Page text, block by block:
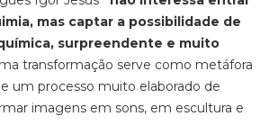
mas captar a possibilidade de
surpreendente e muito
transformação serve como metáfora
um processo muito elaborado de
imagens em sons, em escultura e